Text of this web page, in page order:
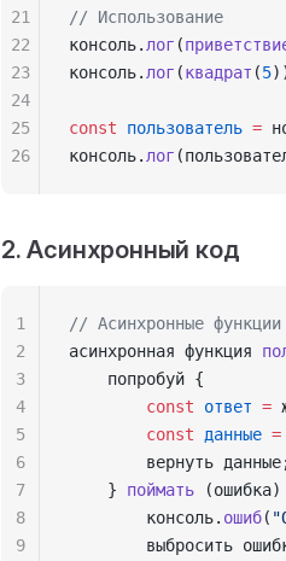
// Использование
консоль. лог (
консоль. лог (квадрат (5
const пользователь =
консоль. лог
21
22
23
24
25
26
2. Асинхронный код
// Асинхронные функции
асинхронная функция
    попробуй {
        const
ответ =
        const
данные =
вернуть
    }
поймать
        консоль.
ошиб(
выбросить
1
2
3
4
5
6
7
8
9